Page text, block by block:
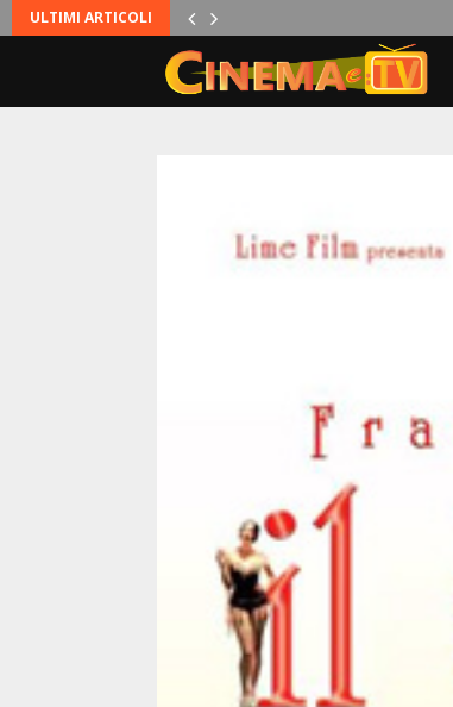
ULTIMI ARTICOLI